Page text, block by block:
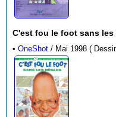
C'est fou le foot sans
•OneShot / Mai